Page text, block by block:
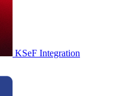
KSeF Integration